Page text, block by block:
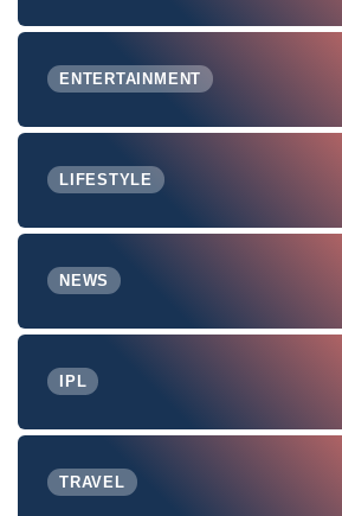
ENTERTAINMENT
LIFESTYLE
NEWS
IPL
TRAVEL